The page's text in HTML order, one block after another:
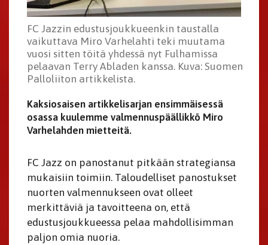
FC Jazzin edustusjoukkueenkin taustalla
vaikuttava Miro Varhelahti teki muutama
vuosi sitten töitä yhdessä nyt Fulhamissa
pelaavan Terry Abladen kanssa. Kuva: Suomen
Palloliiton artikkelista.
Kaksiosaisen artikkelisarjan ensimmäisessä
osassa kuulemme valmennuspäällikkö Miro
Varhelahden mietteitä.
FC Jazz on panostanut pitkään strategiansa
mukaisiin toimiin. Taloudelliset panostukset
nuorten valmennukseen ovat olleet
merkittäviä ja tavoitteena on, että
edustusjoukkueessa pelaa mahdollisimman
paljon omia nuoria.